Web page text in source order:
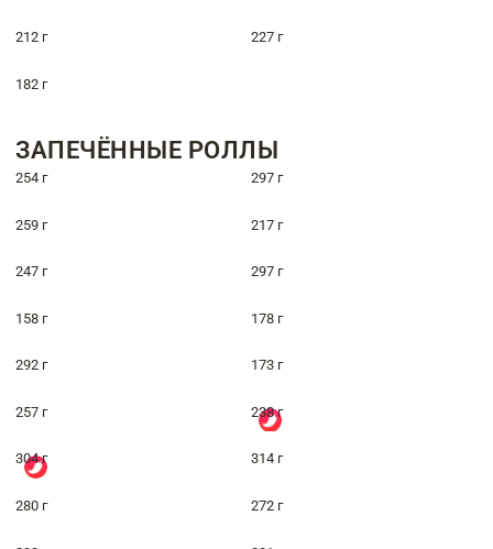
212 г 227 г
182 г
ЗАПЕЧЁННЫЕ РОЛЛЫ
254 г 297 г
259 г 217 г
247 г 297 г
158 г 178 г
292 г 173 г
257 г 238 г
304 г 314 г
280 г 272 г